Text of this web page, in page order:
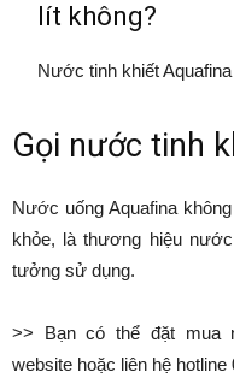
lít không?
Nước tinh khiết
Gọi nước tinh
Nước uống Aquafina
khỏe, là thương hiệu
tưởng sử dụng.
>> Bạn có thể đặt mua
website hoặc liên hệ hotline